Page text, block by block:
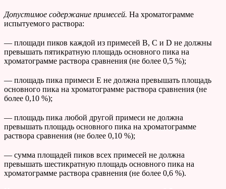
Допустимое содержание примесей. На хроматограмме
испытуемого раствора:
— площади пиков каждой из примесей В, С и D не должны
превышать пятикратную площадь основного пика на
хроматограмме раствора сравнения (не более 0,5 %);
— площадь пика примеси Е не должна превышать площадь
основного пика на хроматограмме раствора сравнения (не
более 0,10 %);
— площадь пика любой другой примеси не должна
превышать площадь основного пика на хроматограмме
раствора сравнения (не более 0,10 %);
— сумма площадей пиков всех примесей не должна
превышать шестикратную площадь основного пика на
хроматограмме раствора сравнения (не более 0,6 %).